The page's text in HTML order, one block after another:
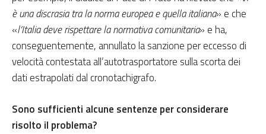
è una discrasia tra la norma europea e quella italiana» e che
«l’Italia deve rispettare la normativa comunitaria» e ha,
conseguentemente, annullato la sanzione per eccesso di
velocità contestata all’autotrasportatore sulla scorta dei
dati estrapolati dal cronotachigrafo.
Sono sufficienti alcune sentenze per considerare
risolto il problema?